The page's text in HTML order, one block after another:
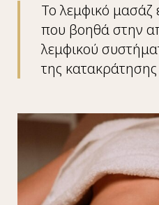
Το λεμφικό μασάζ
που βοηθά στην
λεμφικού
της